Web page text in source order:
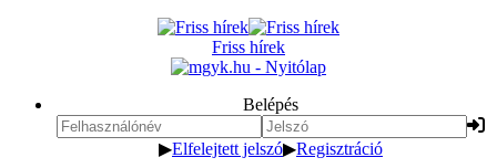
Friss hírek
Belépés
▶Elfelejtett jelszó▶Regisztráció